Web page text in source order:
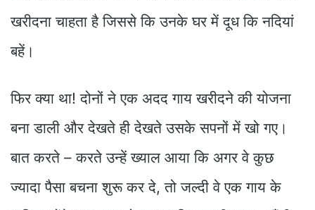
खरीदना चाहता है जिससे कि उनके घर में दूध कि नदियां
बहें।
फिर क्या था! दोनों ने एक अदद गाय खरीदने की योजना
बना डाली और देखते ही देखते उसके सपनों में खो गए।
बात करते – करते उन्हें ख्याल आया कि अगर वे कुछ
ज्यादा पैसा बचना शुरू कर दे, तो जल्दी वे एक गाय के